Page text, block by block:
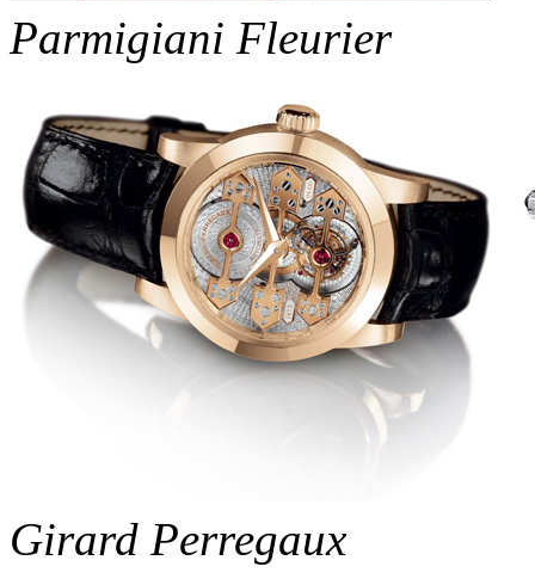
Parmigiani Fleurier
Girard Perregaux